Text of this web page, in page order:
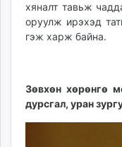
хяналт тавьж
оруулж ирэхэд
гэж харж байна.
Зөвхөн хөрөнгө
дурсгал, уран